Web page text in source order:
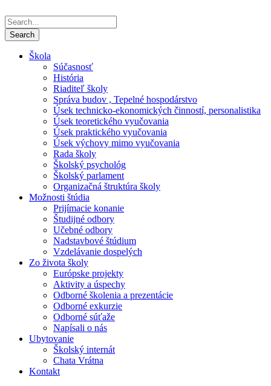
Škola
Súčasnosť
História
Riaditeľ školy
Správa budov , Tepelné hospodárstvo
Úsek technicko-ekonomických činností, personalistika
Úsek teoretického vyučovania
Úsek praktického vyučovania
Úsek výchovy mimo vyučovania
Rada školy
Školský psychológ
Školský parlament
Organizačná štruktúra školy
Možnosti štúdia
Prijímacie konanie
Študijné odbory
Učebné odbory
Nadstavbové štúdium
Vzdelávanie dospelých
Zo života školy
Európske projekty
Aktivity a úspechy
Odborné školenia a prezentácie
Odborné exkurzie
Odborné súťaže
Napísali o nás
Ubytovanie
Školský internát
Chata Vrátna
Kontakt